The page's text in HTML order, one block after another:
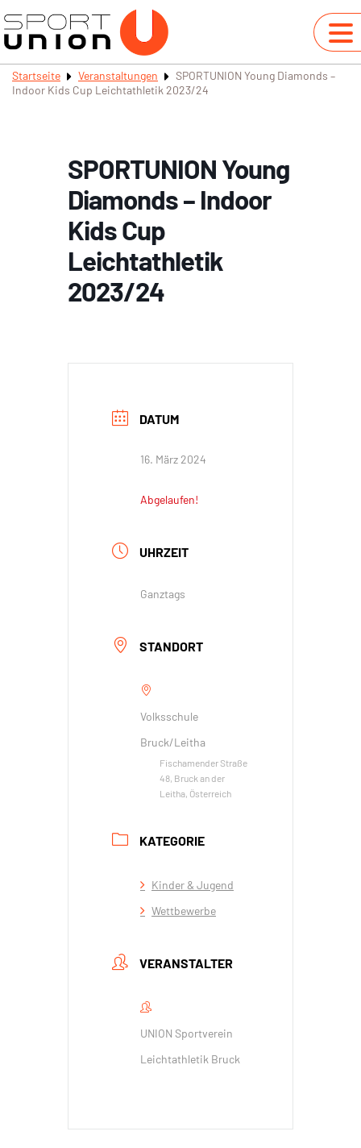
Startseite Veranstaltungen
SPORTUNION Young Diamonds –
Indoor Kids Cup Leichtathletik 2023/24
SPORTUNION Young
Diamonds – Indoor
Kids Cup
Leichtathletik
2023/24
DATUM
16. März 2024
Abgelaufen!
UHRZEIT
Ganztags
STANDORT
Volksschule
Bruck/Leitha
Fischamender Straße
48, Bruck an der
Leitha, Österreich
KATEGORIE
Kinder & Jugend
Wettbewerbe
VERANSTALTER
UNION Sportverein
Leichtathletik Bruck